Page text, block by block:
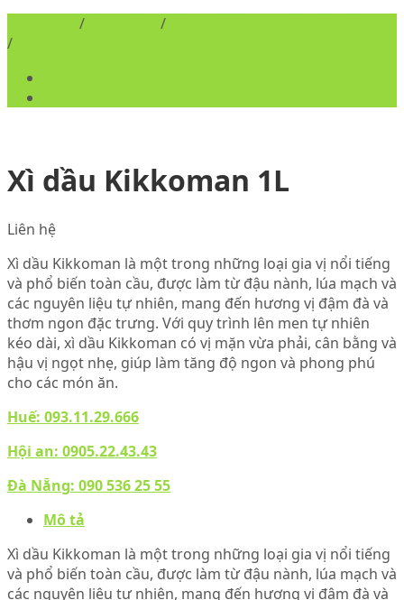
/ /
/
Xì dầu Kikkoman 1L
Liên hệ
Xì dầu Kikkoman là một trong những loại gia vị nổi tiếng
và phổ biến toàn cầu, được làm từ đậu nành, lúa mạch và
các nguyên liệu tự nhiên, mang đến hương vị đậm đà và
thơm ngon đặc trưng. Với quy trình lên men tự nhiên
kéo dài, xì dầu Kikkoman có vị mặn vừa phải, cân bằng và
hậu vị ngọt nhẹ, giúp làm tăng độ ngon và phong phú
cho các món ăn.
Huế: 093.11.29.666
Hội an: 0905.22.43.43
Đà Nẵng: 090 536 25 55
Mô tả
Xì dầu Kikkoman là một trong những loại gia vị nổi tiếng
và phổ biến toàn cầu, được làm từ đậu nành, lúa mạch và
các nguyên liệu tự nhiên, mang đến hương vị đậm đà và